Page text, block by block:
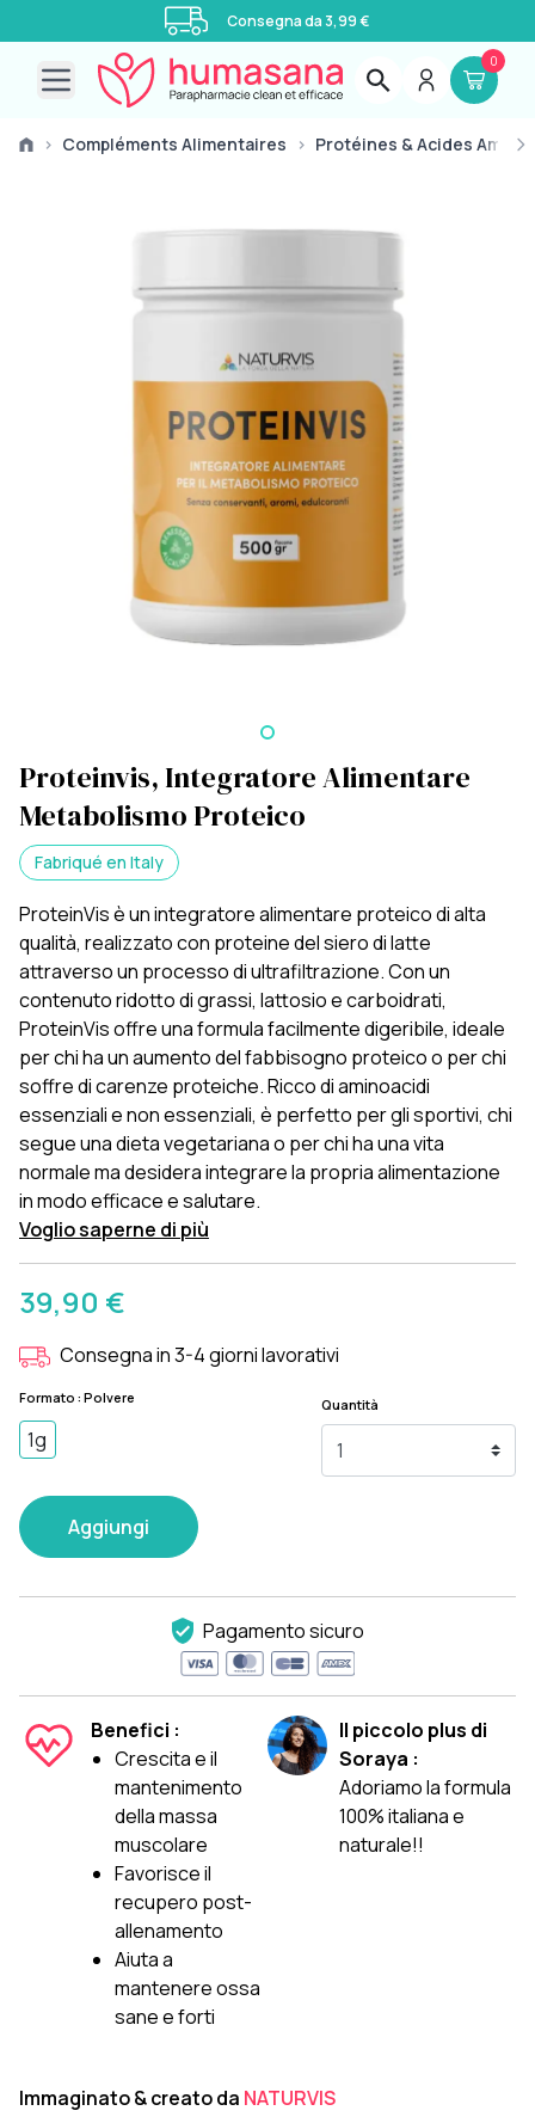
Consegna da 3,99 €
Open main menu
0
› Compléments Alimentaires › Protéines & Acides
Proteinvis, Integratore Alimentare
Metabolismo Proteico
Fabriqué en Italy
ProteinVis è un integratore alimentare proteico di alta
qualità, realizzato con proteine del siero di latte
attraverso un processo di ultrafiltrazione. Con un
contenuto ridotto di grassi, lattosio e carboidrati,
ProteinVis offre una formula facilmente digeribile, ideale
per chi ha un aumento del fabbisogno proteico o per chi
soffre di carenze proteiche. Ricco di aminoacidi
essenziali e non essenziali, è perfetto per gli sportivi, chi
segue una dieta vegetariana o per chi ha una vita
normale ma desidera integrare la propria alimentazione
in modo efficace e salutare.
Voglio saperne di più
39,90 €
Consegna in 3-4 giorni lavorativi
Formato : Polvere
1g
Quantità
Aggiungi
Pagamento sicuro
Benefici :
Crescita e il
mantenimento
della massa
muscolare
Favorisce il
recupero post-
allenamento
Aiuta a
mantenere ossa
sane e forti
Il piccolo plus di
Soraya :
Adoriamo la formula
100% italiana e
naturale!!
Immaginato & creato da NATURVIS